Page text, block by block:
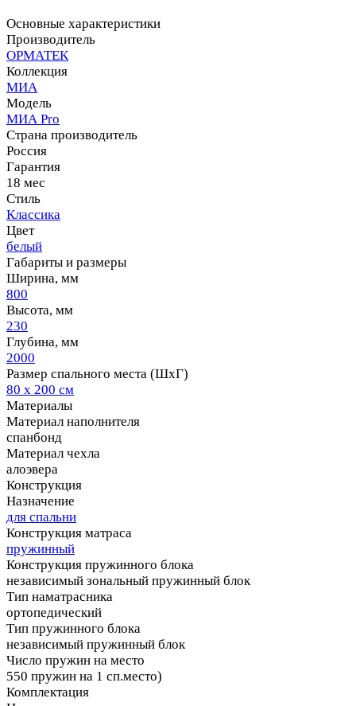
Основные характеристики
Производитель
ОРМАТЕК
Коллекция
МИА
Модель
МИА Pro
Страна производитель
Россия
Гарантия
18 мес
Стиль
Классика
Цвет
белый
Габариты и размеры
Ширина, мм
800
Высота, мм
230
Глубина, мм
2000
Размер спального места (ШхГ)
80 х 200 см
Материалы
Материал наполнителя
спанбонд
Материал чехла
алоэвера
Конструкция
Назначение
для спальни
Конструкция матраса
пружинный
Конструкция пружинного блока
независимый зональный пружинный блок
Тип наматрасника
ортопедический
Тип пружинного блока
независимый пружинный блок
Число пружин на место
550 пружин на 1 сп.место)
Комплектация